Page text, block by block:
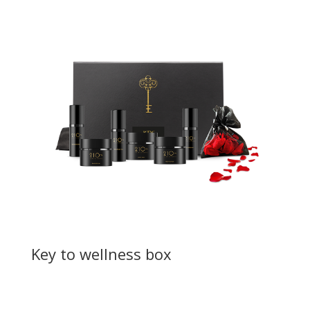
Key to wellness box